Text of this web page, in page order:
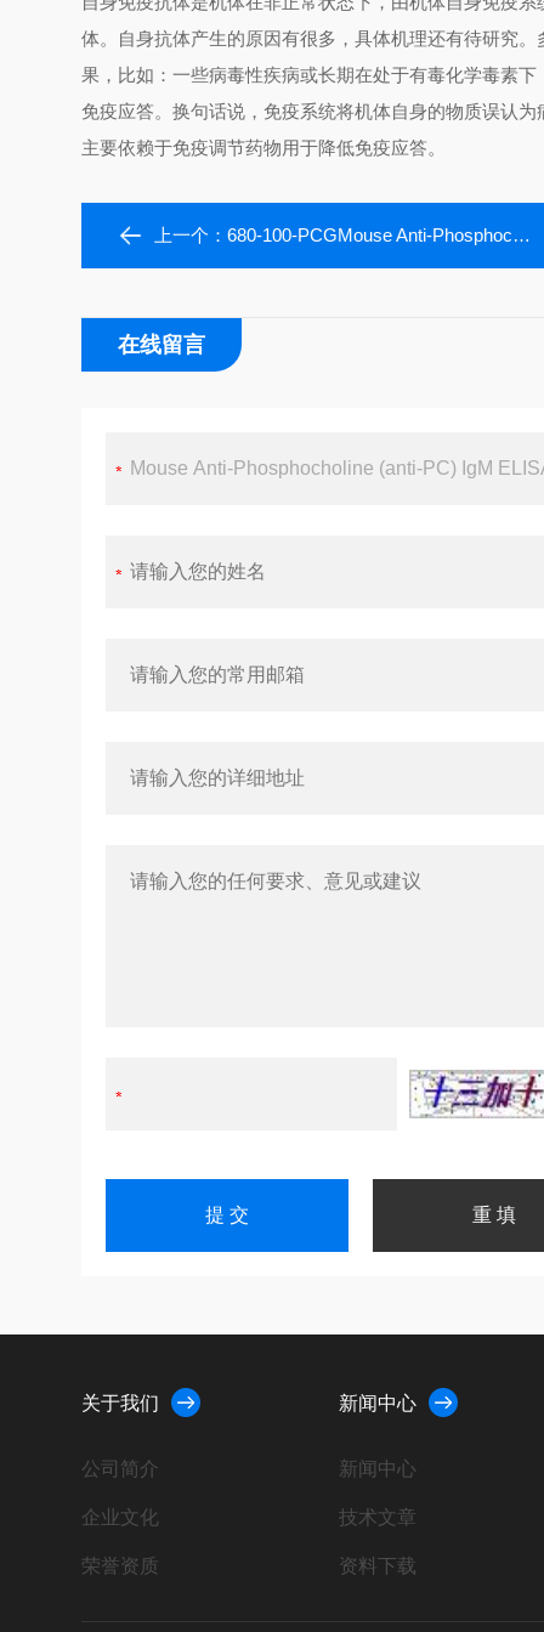
体。自身抗体产生的原因有很多，具体机理还有待研究
果，比如：一些病毒性疾病或长期在处于有毒化学毒素
免疫应答。换句话说，免疫系统将机体自身的物质误认
主要依赖于免疫调节药物用于降低免疫应答。
上一个：680-100-PCGMouse Anti-Phosphocholine (anti-PC) IgG ELISA Kit
在线留言
关于我们
公司简介
企业文化
荣誉资质
新闻中心
新闻中心
技术文章
资料下载